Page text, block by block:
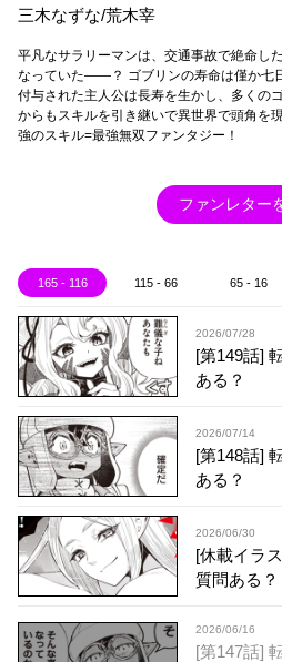
三木なずな/荒木宰
平凡なサラリーマンは、交通事故で絶命し
なっていた――？ ゴブリンの寿命は僅か七
付与された主人公は長寿を生かし、多くの
からもスキルを引き継いで異世界で頭角
強のスキル=最強無双ファンタジー！
ファンレター
165 - 116 115 - 66 65 - 16
2026/07/28
[第149話]
ある？
2026/07/14
[第148話]
ある？
2026/06/30
[休載イラ
質問ある？
2026/06/16
[第147話]